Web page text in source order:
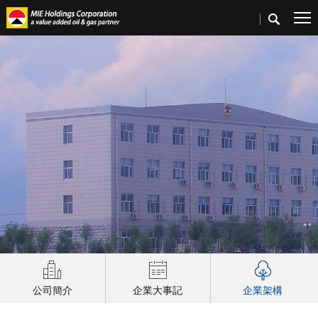
首頁>關於我們
公司簡介 企業大事記 企業架構